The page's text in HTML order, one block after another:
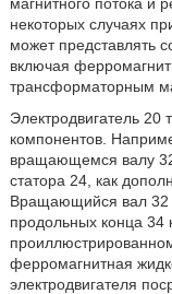
некоторых случаях
может представлять
включая
трансформаторным
Электродвигатель 20
компонентов.
вращающемся валу
статора 24, как
Вращающийся вал 32
продольных конца 34
ферромагнитная
электродвигателя